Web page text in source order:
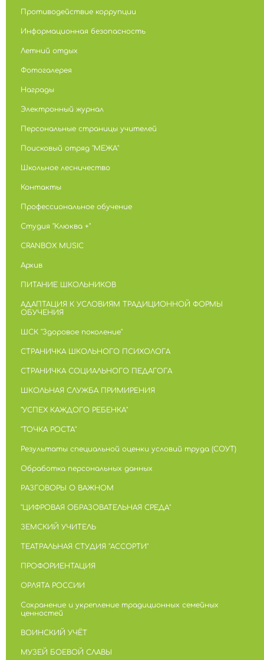
Противодействие коррупции
Информационная безопасность
Летний отдых
Фотогалерея
Награды
Электронный журнал
Персональные страницы учителей
Поисковый отряд "МЕЖА"
Школьное лесничество
Контакты
Профессиональное обучение
Студия "Клюква +"
CRANBOX MUSIC
Архив
ПИТАНИЕ ШКОЛЬНИКОВ
АДАПТАЦИЯ К УСЛОВИЯМ ТРАДИЦИОННОЙ ФОРМЫ
ОБУЧЕНИЯ
ШСК "Здоровое поколение"
СТРАНИЧКА ШКОЛЬНОГО ПСИХОЛОГА
СТРАНИЧКА СОЦИАЛЬНОГО ПЕДАГОГА
ШКОЛЬНАЯ СЛУЖБА ПРИМИРЕНИЯ
"УСПЕХ КАЖДОГО РЕБЕНКА"
"ТОЧКА РОСТА"
Результаты специальной оценки условий труда (СОУТ)
Обработка персональных данных
РАЗГОВОРЫ О ВАЖНОМ
"ЦИФРОВАЯ ОБРАЗОВАТЕЛЬНАЯ СРЕДА"
ЗЕМСКИЙ УЧИТЕЛЬ
ТЕАТРАЛЬНАЯ СТУДИЯ "АССОРТИ"
ПРОФОРИЕНТАЦИЯ
ОРЛЯТА РОССИИ
Сохранение и укрепление традиционных семейных
ценностей
ВОИНСКИЙ УЧЁТ
МУЗЕЙ БОЕВОЙ СЛАВЫ